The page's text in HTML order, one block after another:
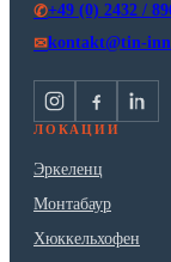
✆+49 (0) 2432 /
✉kontakt@tin-
ЛОКАЦИИ
Эркеленц
Монтабаур
Хюккельхофен